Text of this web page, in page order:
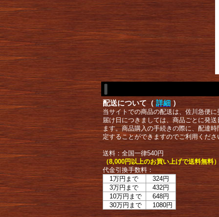
配送について（ 詳細 ）
当サイトでの商品の配送は、佐川急便
届け日につきましては、商品ごとに発
ます。商品購入の手続きの際に、配達
定することができますのでご利用くださ
送料：全国一律540円
（8,000円以上のお買い上げで送料無料
代金引換手数料：
1万円まで
324円
3万円まで
432円
10万円まで
648円
30万円まで
1080円